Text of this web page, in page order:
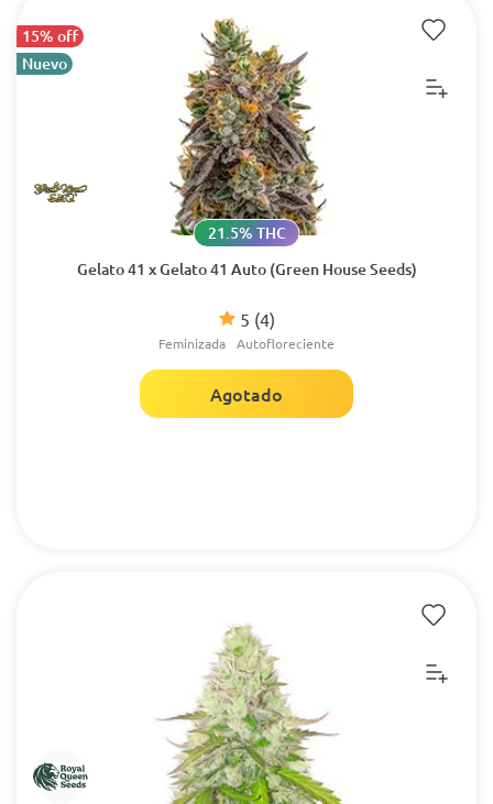
15% off
Nuevo
Gelato 41 x Gelato 41 Auto (Green House Seeds)
5 (4)
21.5% THC
Feminizada Autofloreciente
Agotado